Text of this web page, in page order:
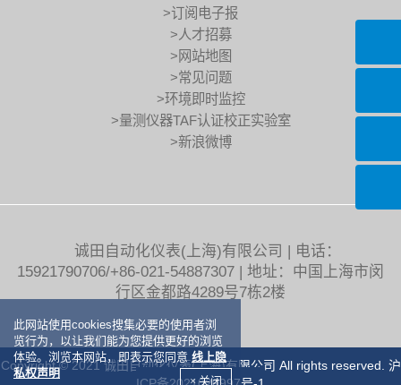
>订阅电子报
>人才招募
>网站地图
>常见问题
>环境即时监控
>量测仪器TAF认证校正实验室
>新浪微博
诚田自动化仪表(上海)有限公司 | 电话：
15921790706/+86-021-54887307 | 地址：中国上海市闵
行区金都路4289号7栋2楼
Copyright © 2021 诚田自动化仪表(上海)有限公司 All rights reserved. 沪
此网站使用cookies搜集必要的使用者浏
览行为，以让我们能为您提供更好的浏览
体验。浏览本网站，即表示您同意线上隐
私权声明
× 关闭